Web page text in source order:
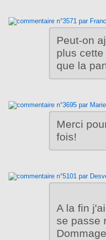
Peut-on
plus
que la
Merci
fois!
A la fin
se passe